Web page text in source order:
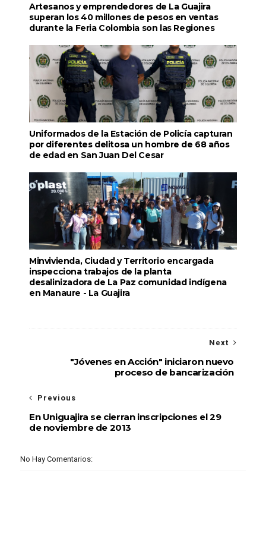
Artesanos y emprendedores de La Guajira
superan los 40 millones de pesos en ventas
durante la Feria Colombia son las Regiones
Uniformados de la Estación de Policía capturan
por diferentes delitosa un hombre de 68 años
de edad en San Juan Del Cesar
Minvivienda, Ciudad y Territorio encargada
inspecciona trabajos de la planta
desalinizadora de La Paz comunidad indígena
en Manaure - La Guajira
Next
"Jóvenes en Acción" iniciaron nuevo
proceso de bancarización
Previous
En Uniguajira se cierran inscripciones el 29
de noviembre de 2013
No Hay Comentarios: